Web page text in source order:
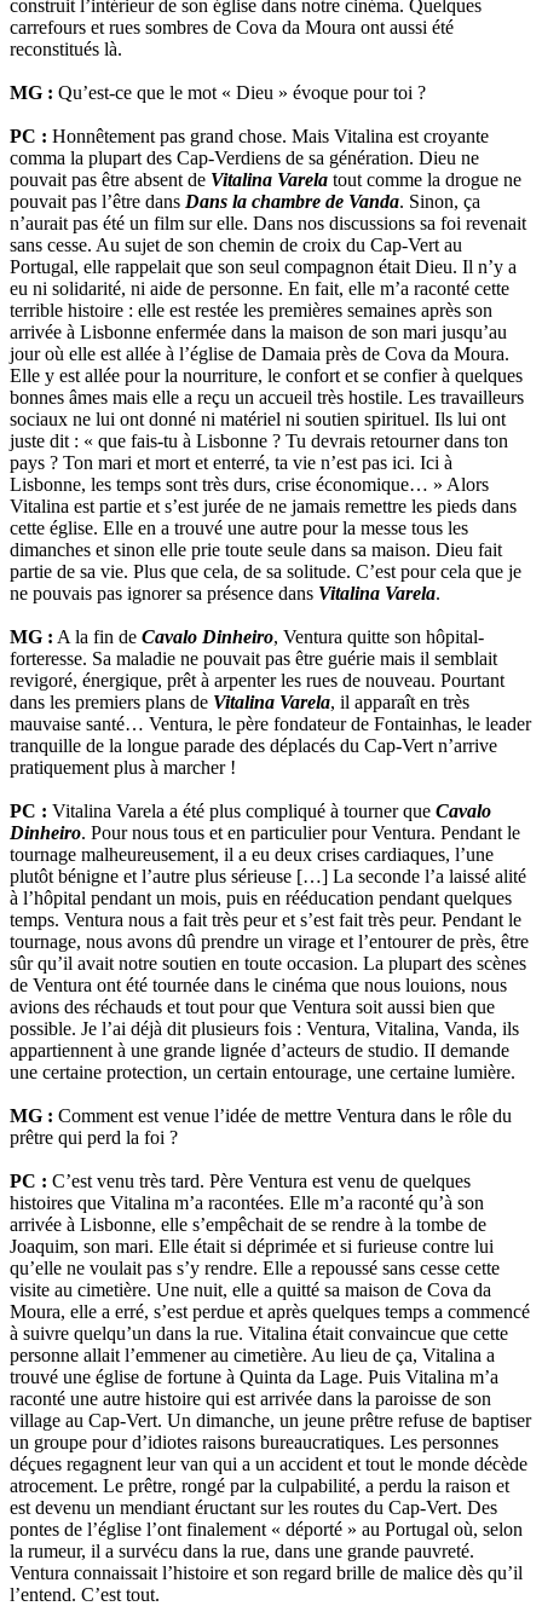
construit l’intérieur de son église dans notre cinéma. Quelques
carrefours et rues sombres de Cova da Moura ont aussi été
reconstitués là.
MG : Qu’est-ce que le mot « Dieu » évoque pour toi ?
PC : Honnêtement pas grand chose. Mais Vitalina est croyante
comma la plupart des Cap-Verdiens de sa génération. Dieu ne
pouvait pas être absent de Vitalina Varela tout comme la drogue ne
pouvait pas l’être dans Dans la chambre de Vanda. Sinon, ça
n’aurait pas été un film sur elle. Dans nos discussions sa foi revenait
sans cesse. Au sujet de son chemin de croix du Cap-Vert au
Portugal, elle rappelait que son seul compagnon était Dieu. Il n’y a
eu ni solidarité, ni aide de personne. En fait, elle m’a raconté cette
terrible histoire : elle est restée les premières semaines après son
arrivée à Lisbonne enfermée dans la maison de son mari jusqu’au
jour où elle est allée à l’église de Damaia près de Cova da Moura.
Elle y est allée pour la nourriture, le confort et se confier à quelques
bonnes âmes mais elle a reçu un accueil très hostile. Les travailleurs
sociaux ne lui ont donné ni matériel ni soutien spirituel. Ils lui ont
juste dit : « que fais-tu à Lisbonne ? Tu devrais retourner dans ton
pays ? Ton mari et mort et enterré, ta vie n’est pas ici. Ici à
Lisbonne, les temps sont très durs, crise économique… » Alors
Vitalina est partie et s’est jurée de ne jamais remettre les pieds dans
cette église. Elle en a trouvé une autre pour la messe tous les
dimanches et sinon elle prie toute seule dans sa maison. Dieu fait
partie de sa vie. Plus que cela, de sa solitude. C’est pour cela que je
ne pouvais pas ignorer sa présence dans Vitalina Varela.
MG : A la fin de Cavalo Dinheiro, Ventura quitte son hôpital-
forteresse. Sa maladie ne pouvait pas être guérie mais il semblait
revigoré, énergique, prêt à arpenter les rues de nouveau. Pourtant
dans les premiers plans de Vitalina Varela, il apparaît en très
mauvaise santé… Ventura, le père fondateur de Fontainhas, le leader
tranquille de la longue parade des déplacés du Cap-Vert n’arrive
pratiquement plus à marcher !
PC : Vitalina Varela a été plus compliqué à tourner que Cavalo
Dinheiro. Pour nous tous et en particulier pour Ventura. Pendant le
tournage malheureusement, il a eu deux crises cardiaques, l’une
plutôt bénigne et l’autre plus sérieuse […] La seconde l’a laissé alité
à l’hôpital pendant un mois, puis en rééducation pendant quelques
temps. Ventura nous a fait très peur et s’est fait très peur. Pendant le
tournage, nous avons dû prendre un virage et l’entourer de près, être
sûr qu’il avait notre soutien en toute occasion. La plupart des scènes
de Ventura ont été tournée dans le cinéma que nous louions, nous
avions des réchauds et tout pour que Ventura soit aussi bien que
possible. Je l’ai déjà dit plusieurs fois : Ventura, Vitalina, Vanda, ils
appartiennent à une grande lignée d’acteurs de studio. II demande
une certaine protection, un certain entourage, une certaine lumière.
MG : Comment est venue l’idée de mettre Ventura dans le rôle du
prêtre qui perd la foi ?
PC : C’est venu très tard. Père Ventura est venu de quelques
histoires que Vitalina m’a racontées. Elle m’a raconté qu’à son
arrivée à Lisbonne, elle s’empêchait de se rendre à la tombe de
Joaquim, son mari. Elle était si déprimée et si furieuse contre lui
qu’elle ne voulait pas s’y rendre. Elle a repoussé sans cesse cette
visite au cimetière. Une nuit, elle a quitté sa maison de Cova da
Moura, elle a erré, s’est perdue et après quelques temps a commencé
à suivre quelqu’un dans la rue. Vitalina était convaincue que cette
personne allait l’emmener au cimetière. Au lieu de ça, Vitalina a
trouvé une église de fortune à Quinta da Lage. Puis Vitalina m’a
raconté une autre histoire qui est arrivée dans la paroisse de son
village au Cap-Vert. Un dimanche, un jeune prêtre refuse de baptiser
un groupe pour d’idiotes raisons bureaucratiques. Les personnes
déçues regagnent leur van qui a un accident et tout le monde décède
atrocement. Le prêtre, rongé par la culpabilité, a perdu la raison et
est devenu un mendiant éructant sur les routes du Cap-Vert. Des
pontes de l’église l’ont finalement « déporté » au Portugal où, selon
la rumeur, il a survécu dans la rue, dans une grande pauvreté.
Ventura connaissait l’histoire et son regard brille de malice dès qu’il
l’entend. C’est tout.